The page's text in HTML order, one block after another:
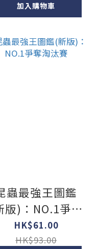
加入購物車
蟲最強王圖鑑
版)：NO.1爭奪
淘汰賽
HK$61.00
HK$93.00